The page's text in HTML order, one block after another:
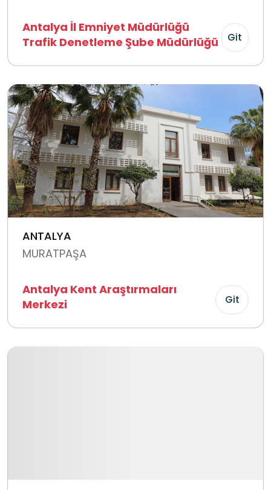
Antalya İl Emniyet Müdürlüğü
Trafik Denetleme Şube Müdürlüğü
Git
ANTALYA
MURATPAŞA
Antalya Kent Araştırmaları
Merkezi
Git